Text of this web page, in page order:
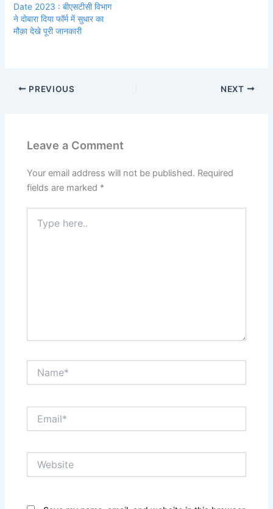
Date 2023 : बीएसटीसी विभाग
ने दोबारा दिया फॉर्म में सुधार का
मौक़ा देखे पूरी जानकारी
PREVIOUS NEXT
Leave a Comment
Your email address will not be published. Required
fields are marked *
here..